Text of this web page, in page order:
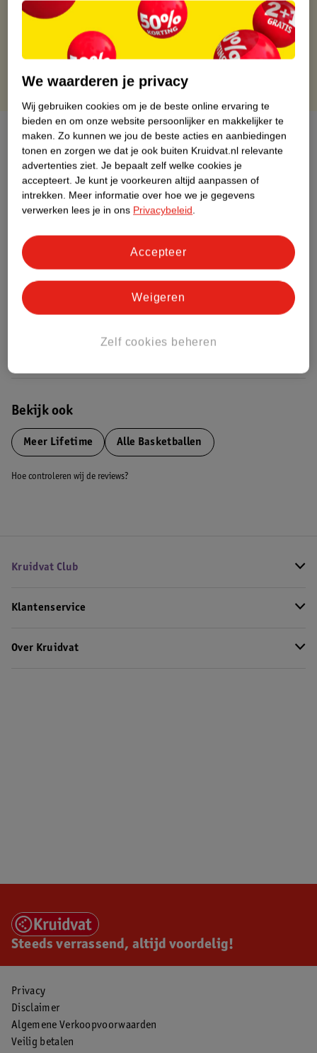
Gratis thuisbezorgd
Gratis retourneren via verkooppartner.
Gratis punten met je Kruidvat kaart
Over dit product
Productinformatie
Etiketinformatie
Nature Impact Score
Dit product heeft (nog) geen Nature
Meer informatie
Bekijk ook
Meer Lifetime Alle Basketballen
Hoe controleren wij de reviews?
Kruidvat Club
Klantenservice
Over Kruidvat
Steeds verrassend, altijd voordelig!
Privacy
Disclaimer
Algemene Verkoopvoorwaarden
Veilig betalen
We waarderen je privacy
Wij gebruiken cookies om je de beste online ervaring te
bieden en om onze website persoonlijker en makkelijker te
maken. Zo kunnen we jou de beste acties en aanbiedingen
tonen en zorgen we dat je ook buiten Kruidvat.nl relevante
advertenties ziet. Je bepaalt zelf welke cookies je
accepteert. Je kunt je voorkeuren altijd aanpassen of
intrekken. Meer informatie over hoe we je gegevens
verwerken lees je in ons Privacybeleid.
Zelf cookies beheren
Weigeren
Accepteer